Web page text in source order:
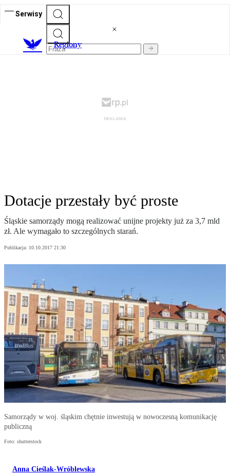
Serwisy
Regiony
Dotacje przestały być proste
Śląskie samorządy mogą realizować unijne projekty już za 3,7 mld
zł. Ale wymagało to szczególnych starań.
Publikacja: 10.10.2017 21:30
Samorządy w woj. śląskim chętnie inwestują w nowoczesną komunikację
publiczną
Foto: shutterstock
Anna Cieślak-Wróblewska